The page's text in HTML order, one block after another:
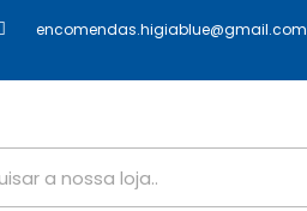
encomendas.higiablue@gmail.com